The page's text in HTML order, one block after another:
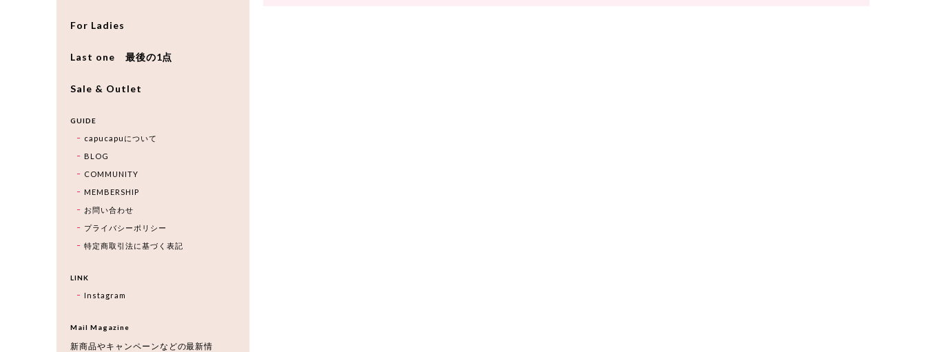
For Ladies
Last one 最後の1点
Sale & Outlet
GUIDE
capucapuについて
BLOG
COMMUNITY
MEMBERSHIP
お問い合わせ
プライバシーポリシー
特定商取引法に基づく表記
LINK
Instagram
Mail Magazine
新商品やキャンペーンなどの最新情